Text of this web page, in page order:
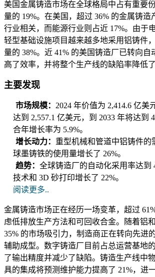
美国金属铸造市场在全球格局中占有重要
量的 19%。在美国，超过 36% 的金属铸
行业相关，而能源行业则占近 17%。由于
轻型基础设施项目越来越多地采用铝铸件
量的 38%。近 41% 的美国铸造厂已转向自
高了效率，并将整个生产线的缺陷率降低了
主要发现
市场规模： 2024 年价值为 2,414.6 亿美
达到 2,557.1 亿美元，到 2033 年将达到
合年增长率为 5.9%。
增长动力： 重型机械和管道中铝铸件的
球墨铸铁的使用量增长了 26%。
趋势： 全球铸造厂的自动化采用率达到
技术和 3D 砂打印增长了 22%。
阅读更多..
金属铸造市场正在经历一场变革，超过
虑低排放生产方法和可回收合金。随着铝
35% 的市场吸引力，制造商正在转向先进
辅助成型。数字铸造厂目前占总运营基地
了输出精度并减少了缺陷。铸造生产线中
具的集成将预测维护能力提高了 21%，进